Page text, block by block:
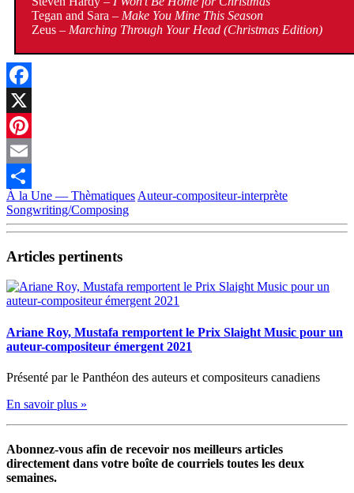
Tegan and Sara – Make You Mine This Season
Zeus – Marching Through Your Head (Christmas Edition)
Facebook
X
Pinterest
Email
Partager
À la Une — Thèmatiques Auteur-compositeur-interprète
Songwriting/Composing
Articles pertinents
Ariane Roy, Mustafa remportent le Prix Slaight Music pour un
auteur-compositeur émergent 2021
Présenté par le Panthéon des auteurs et compositeurs canadiens
En savoir plus »
Abonnez-vous afin de recevoir nos meilleurs articles
directement dans votre boîte de courriels toutes les deux
semaines.